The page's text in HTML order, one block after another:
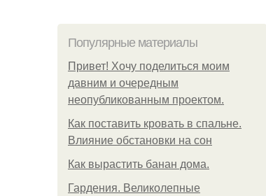
Популярные материалы
Привет! Хочу поделиться моим
давним и очередным
неопубликованным проектом.
Как поставить кровать в спальне.
Влияние обстановки на сон
Как вырастить банан дома.
Гардения. Великолепные